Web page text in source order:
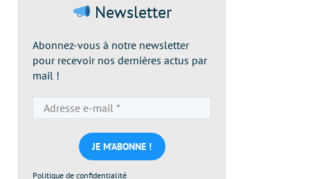
Newsletter
Abonnez-vous à notre newsletter
pour recevoir nos dernières actus par
mail !
e-
mail
*
Politique de confidentialité